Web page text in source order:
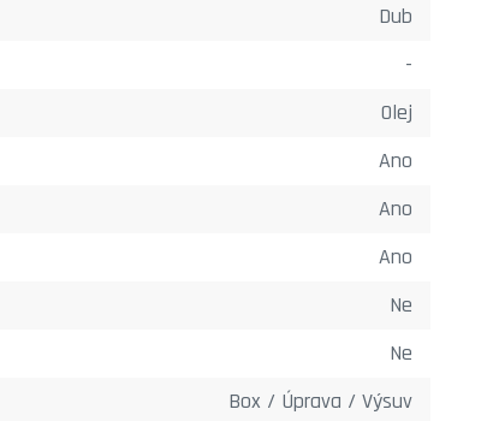
Dub
-
Olej
Ano
Ano
Ano
Ne
Ne
Box / Úprava / Výsuv